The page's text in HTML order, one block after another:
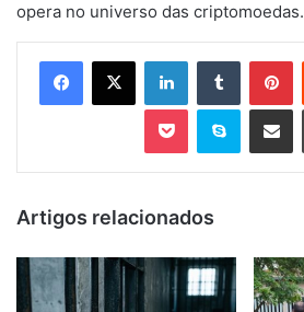
opera no universo das criptomoedas.
Facebook
X LinkedinTumblr
Pocket Skype
Artigos relacionados